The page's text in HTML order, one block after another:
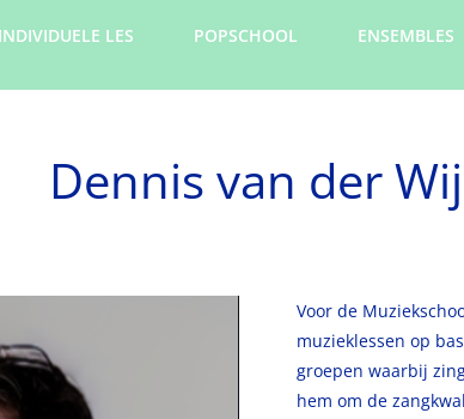
INDIVIDUELE LES POPSCHOOL ENSEMBLES
Dennis van der
Voor de
muzieklessen op
groepen waarbij
hem om de